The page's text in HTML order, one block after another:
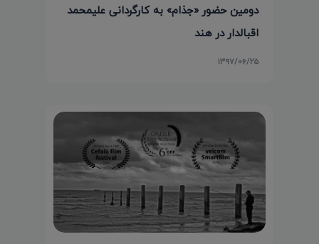
دومین حضور «جذام» به کارگردانی علیمحمد
اقبالدار در هند
۱۳۹۷/۰۶/۲۵